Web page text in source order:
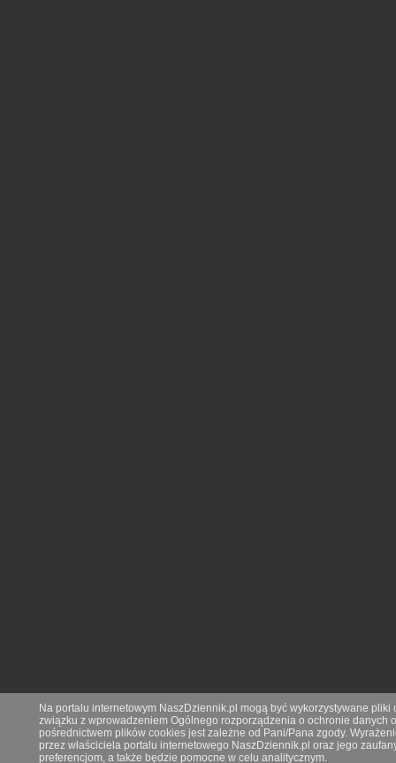
Na portalu internetowym NaszDziennik.pl mogą być wykorzystywane
związku z wprowadzeniem Ogólnego rozporządzenia o ochronie danych
pośrednictwem plików cookies jest zależne od Pani/Pana zgody.
przez właściciela portalu internetowego NaszDziennik.pl oraz jego
preferencjom, a także będzie pomocne w celu analitycznym.